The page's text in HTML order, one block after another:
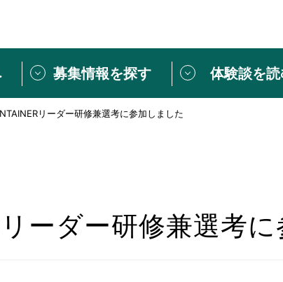
シーネットワークとは ボラン
募集情報を探す 体験談を読
ボラン
リーダー研修兼選考に参加しました
ーダー研修兼選考